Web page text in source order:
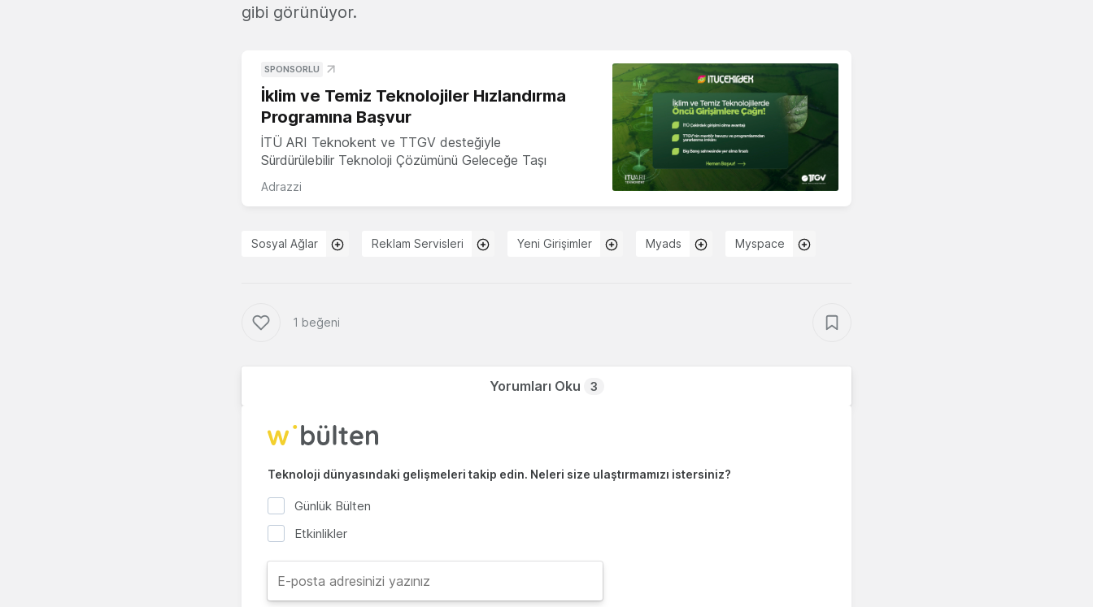
gibi görünüyor.
SPONSORLU
İklim ve Temiz Teknolojiler Hızlandırma
Programına Başvur
İTÜ ARI Teknokent ve TTGV desteğiyle
Sürdürülebilir Teknoloji Çözümünü Geleceğe Taşı
Adrazzi
Sosyal Ağlar Reklam Servisleri Yeni Girişimler Myads Myspace
1 beğeni
Yorumları Oku 3
Teknoloji dünyasındaki gelişmeleri takip edin. Neleri size ulaştırmamızı istersiniz?
Günlük Bülten
Etkinlikler